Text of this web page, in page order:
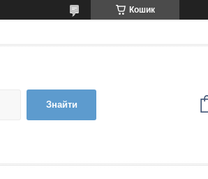
Кошик
Знайти